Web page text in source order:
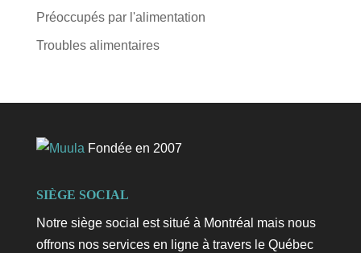
Préoccupés par l'alimentation
Troubles alimentaires
Fondée en 2007
SIÈGE SOCIAL
Notre siège social est situé à Montréal mais nous
offrons nos services en ligne à travers le Québec